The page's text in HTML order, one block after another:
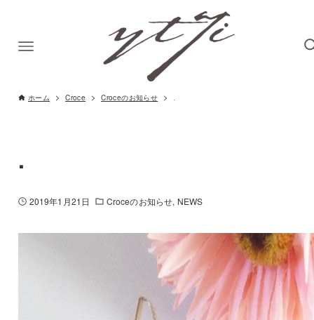
ホーム Croce Croceのお知らせ .
.
2019年1月21日 Croceのお知らせ NEWS